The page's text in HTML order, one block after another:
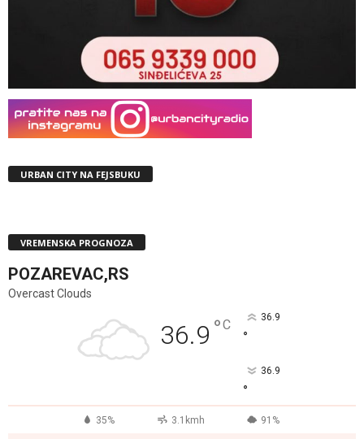
URBAN CITY NA FEJSBUKU
VREMENSKA PROGNOZA
POZAREVAC,RS
Overcast Clouds
36.9 °C 36.9
°
36.9
°
35% 3.1kmh 91%